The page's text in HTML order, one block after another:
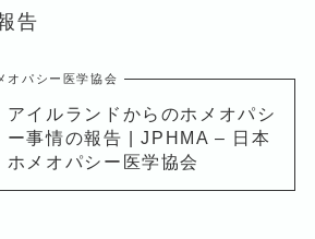
告
オパシー医学協会
アイルランドからのホメオパシ
ー事情の報告 | JPHMA – 日本
ホメオパシー医学協会